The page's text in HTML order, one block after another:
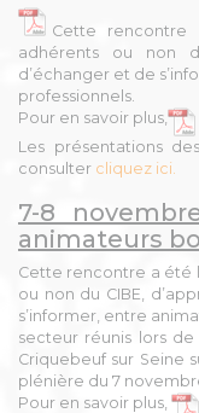
Cette rencontre
adhérents ou non
d’échanger et de
professionnels.
Pour en savoir plus,
Les présentations
consulter cliquez ici.
7-8
animateurs
Cette rencontre a été
ou non du CIBE,
s’informer, entre
secteur réunis lors
Criquebeuf sur Seine
plénière du 7
Pour en savoir plus,